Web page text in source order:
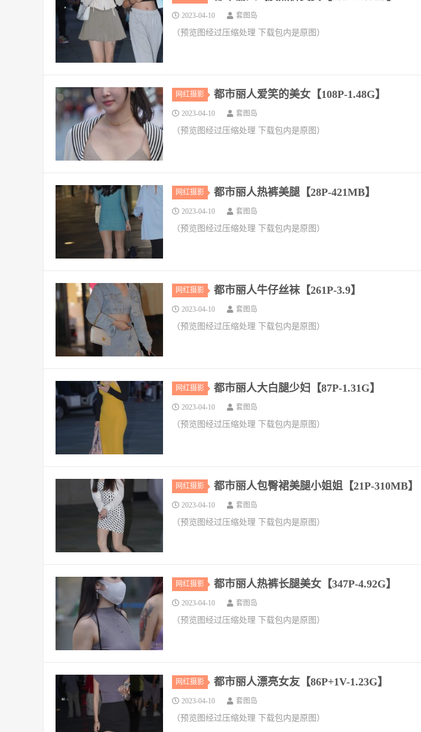
2023-04-10 套图岛
（预览图经过压缩处理 下载包内是原图）
网红摄影 都市丽人爱笑的美女【108P-1.48G】
2023-04-10 套图岛
（预览图经过压缩处理 下载包内是原图）
网红摄影 都市丽人热裤美腿【28P-421MB】
2023-04-10 套图岛
（预览图经过压缩处理 下载包内是原图）
网红摄影 都市丽人牛仔丝袜【261P-3.9】
2023-04-10 套图岛
（预览图经过压缩处理 下载包内是原图）
网红摄影 都市丽人大白腿少妇【87P-1.31G】
2023-04-10 套图岛
（预览图经过压缩处理 下载包内是原图）
网红摄影 都市丽人包臀裙美腿小姐姐【21P-310MB】
2023-04-10 套图岛
（预览图经过压缩处理 下载包内是原图）
网红摄影 都市丽人热裤长腿美女【347P-4.92G】
2023-04-10 套图岛
（预览图经过压缩处理 下载包内是原图）
网红摄影 都市丽人漂亮女友【86P+1V-1.23G】
2023-04-10 套图岛
（预览图经过压缩处理 下载包内是原图）